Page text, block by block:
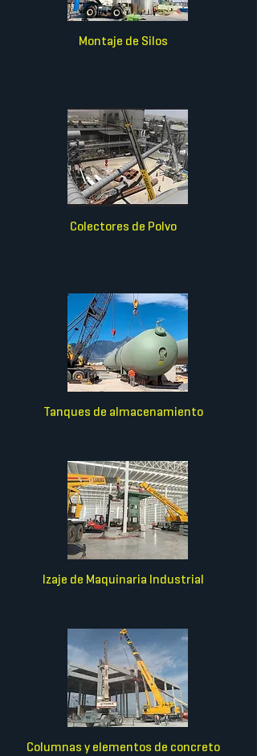
Montaje de Silos
Colectores de Polvo
Tanques de almacenamiento
Izaje de Maquinaria Industrial
Columnas y elementos de concreto